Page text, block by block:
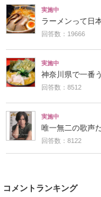
実施中
ラーメンって日
回答数：19666
実施中
神奈川県で一番
回答数：8512
実施中
唯一無二の歌声
回答数：8122
コメントランキング